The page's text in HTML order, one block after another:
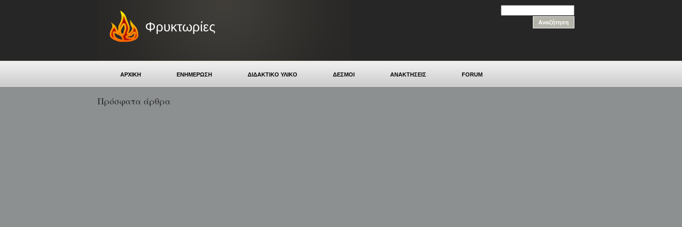
Φρυκτωρίες
ΑΡΧΙΚΗ ΕΝΗΜΕΡΩΣΗ ΔΙΔΑΚΤΙΚΟ ΥΛΙΚΟ ΔΕΣΜΟΙ ΑΝΑΚΤΗΣΕΙΣ FORUM
Πρόσφατα άρθρα